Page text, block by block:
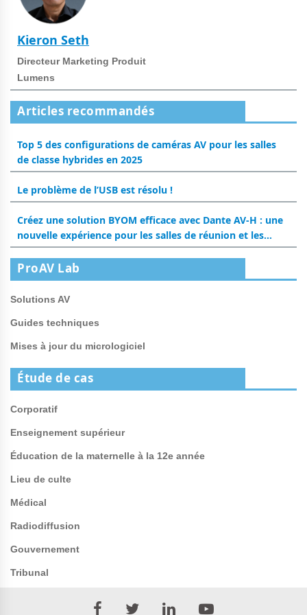
Kieron Seth
Directeur Marketing Produit
Lumens
Articles recommandés
Top 5 des configurations de caméras AV pour les salles
de classe hybrides en 2025
Le problème de l’USB est résolu !
Créez une solution BYOM efficace avec Dante AV-H : une
nouvelle expérience pour les salles de réunion et les
salles de classe
ProAV Lab
Solutions AV
Guides techniques
Mises à jour du micrologiciel
Étude de cas
Corporatif
Enseignement supérieur
Éducation de la maternelle à la 12e année
Lieu de culte
Médical
Radiodiffusion
Gouvernement
Tribunal